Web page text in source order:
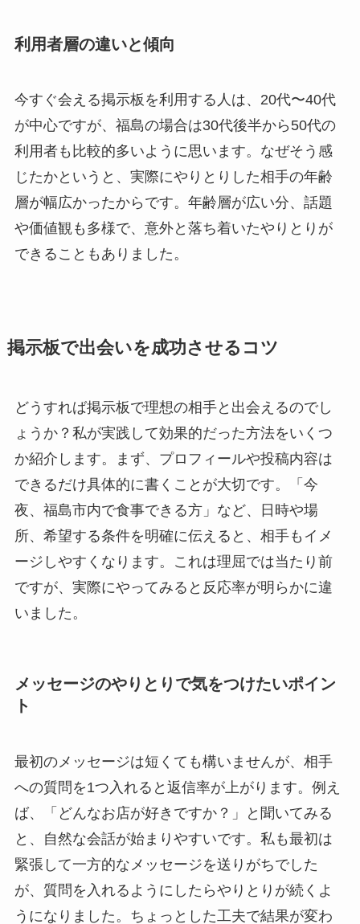
利用者層の違いと傾向
今すぐ会える掲示板を利用する人は、20代〜40代
が中心ですが、福島の場合は30代後半から50代の
利用者も比較的多いように思います。なぜそう感
じたかというと、実際にやりとりした相手の年齢
層が幅広かったからです。年齢層が広い分、話題
や価値観も多様で、意外と落ち着いたやりとりが
できることもありました。
掲示板で出会いを成功させるコツ
どうすれば掲示板で理想の相手と出会えるのでし
ょうか？私が実践して効果的だった方法をいくつ
か紹介します。まず、プロフィールや投稿内容は
できるだけ具体的に書くことが大切です。「今
夜、福島市内で食事できる方」など、日時や場
所、希望する条件を明確に伝えると、相手もイメ
ージしやすくなります。これは理屈では当たり前
ですが、実際にやってみると反応率が明らかに違
いました。
メッセージのやりとりで気をつけたいポイン
ト
最初のメッセージは短くても構いませんが、相手
への質問を1つ入れると返信率が上がります。例え
ば、「どんなお店が好きですか？」と聞いてみる
と、自然な会話が始まりやすいです。私も最初は
緊張して一方的なメッセージを送りがちでした
が、質問を入れるようにしたらやりとりが続くよ
うになりました。ちょっとした工夫で結果が変わ